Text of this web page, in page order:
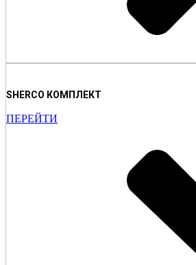
SHERCO КОМПЛЕКТ
ПЕРЕЙТИ